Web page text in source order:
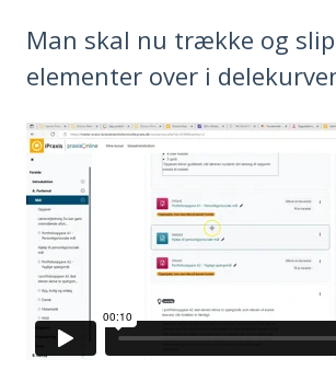
Man skal nu trække og
elementer over i